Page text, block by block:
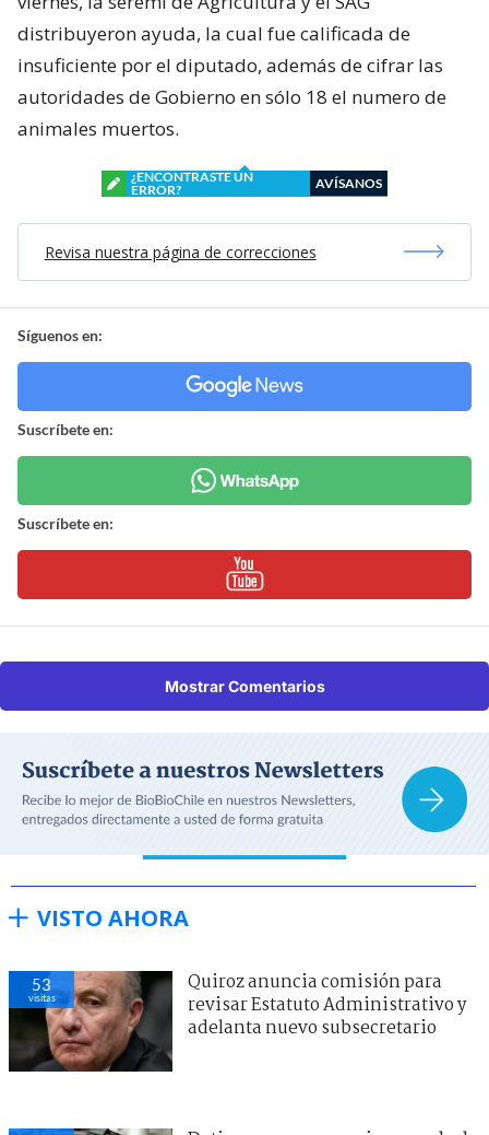
distribuyeron ayuda, la cual fue calificada de
insuficiente por el diputado, además de cifrar las
autoridades de Gobierno en sólo 18 el numero de
animales muertos.
¿ENCONTRASTE UN
ERROR?
AVÍSANOS
Revisa nuestra página de correcciones
Síguenos en:
Suscríbete en:
Suscríbete en:
Mostrar Comentarios
VISTO AHORA
53
visitas
Quiroz anuncia comisión para
revisar Estatuto Administrativo y
adelanta nuevo subsecretario